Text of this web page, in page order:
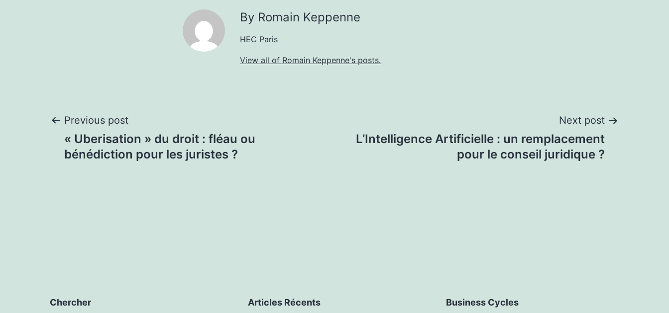
By Romain Keppenne
HEC Paris
View all of Romain Keppenne's posts.
Post
navigation
Previous post
« Uberisation » du droit : fléau ou
bénédiction pour les juristes ?
Next post
L’Intelligence Artificielle : un remplacement
pour le conseil juridique ?
Chercher Articles Récents Business Cycles